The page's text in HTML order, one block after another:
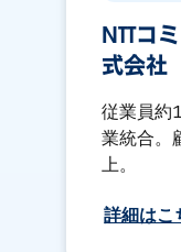
NTTコ
式会社
従業員約
業統合。
上。
詳細はこ